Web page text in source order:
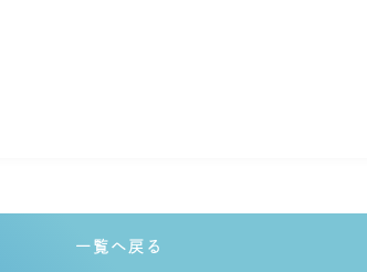
一覧へ戻る